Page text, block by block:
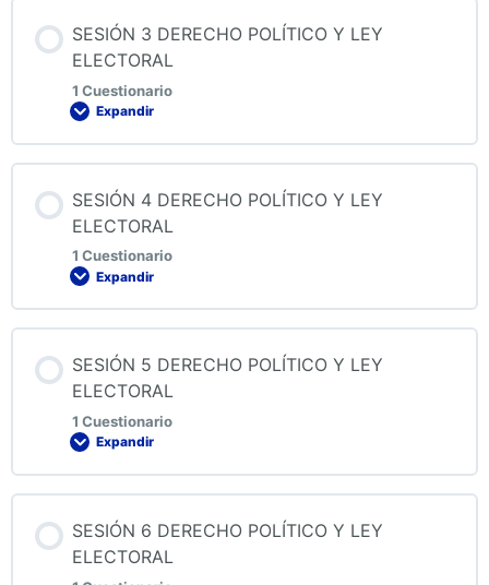
QUIZ 2 DERECHO POLÍTICO Y LEY ELECTORAL
SESIÓN 3 DERECHO POLÍTICO Y LEY
ELECTORAL
1 Cuestionario
Expandir
QUIZ 3 DERECHO POLÍTICO Y LEY ELECTORAL
SESIÓN 4 DERECHO POLÍTICO Y LEY
ELECTORAL
1 Cuestionario
Expandir
QUIZ 4 DERECHO POLÍTICO Y LEY ELECTORAL
SESIÓN 5 DERECHO POLÍTICO Y LEY
ELECTORAL
1 Cuestionario
Expandir
SESIÓN 6 DERECHO POLÍTICO Y LEY
ELECTORAL